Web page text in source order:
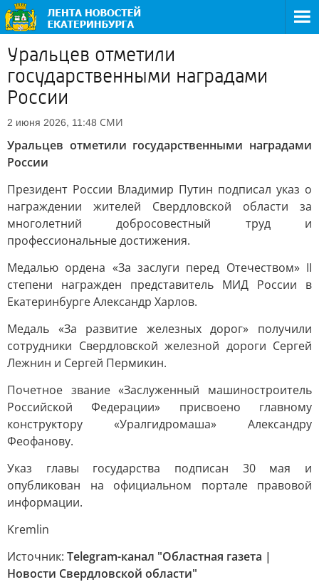
Уральцев отметили
государственными наградами
России
2 июня 2026, 11:48 СМИ
Уральцев отметили государственными наградами
России
Президент России Владимир Путин подписал указ о
награждении жителей Свердловской области за
многолетний добросовестный труд и
профессиональные достижения.
Медалью ордена «За заслуги перед Отечеством» II
степени награжден представитель МИД России в
Екатеринбурге Александр Харлов.
Медаль «За развитие железных дорог» получили
сотрудники Свердловской железной дороги Сергей
Лежнин и Сергей Пермикин.
Почетное звание «Заслуженный машиностроитель
Российской Федерации» присвоено главному
конструктору «Уралгидромаша» Александру
Феофанову.
Указ главы государства подписан 30 мая и
опубликован на официальном портале правовой
информации.
Kremlin
Источник: Telegram-канал "Областная газета |
Новости Свердловской области"